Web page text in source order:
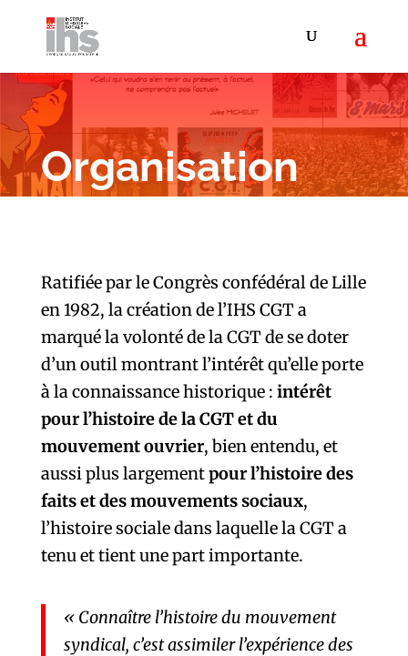
Organisation
Ratifiée par le Congrès confédéral de Lille
en 1982, la création de l’IHS CGT a
marqué la volonté de la CGT de se doter
d’un outil montrant l’intérêt qu’elle porte
à la connaissance historique : intérêt
pour l’histoire de la CGT et du
mouvement ouvrier, bien entendu, et
aussi plus largementpour l’histoire des
faits et des mouvements sociaux,
l’histoire sociale dans laquelle la CGT a
tenu et tient une part importante.
« Connaître l’histoire du mouvement
syndical, c’est assimiler l’expérience des